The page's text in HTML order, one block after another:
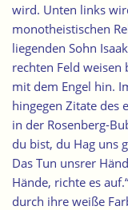
wird. Unten links
monotheistischen
liegenden Sohn
rechten Feld weisen
mit dem Engel hin.
hingegen Zitate des
in der Rosenberg-
du bist, du Hag uns
Das Tun unsrer
Hände, richte es
durch ihre weiße